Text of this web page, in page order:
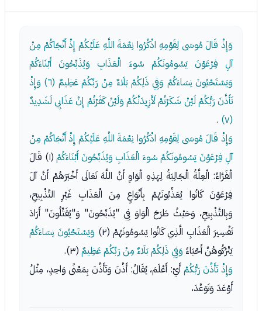
وَإِذْ قَالَ مُوسَى لِقَوْمِهِ اذْكُرُوا نِعْمَةَ اللَّهِ عَلَيْكُمْ إِذْ أَنْجَاكُمْ مِنْ
آلِ فِرْعَوْنَ يَسُومُونَكُمْ سُوءَ الْعَذَابِ وَيُذَبِّحُونَ أَبْنَاءَكُمْ
وَيَسْتَحْيُونَ نِسَاءَكُمْ وَفِي ذَلِكُمْ بَلَاءٌ مِنْ رَبِّكُمْ عَظِيمٌ (٦) وَإِذْ
تَأَذَّنَ رَبُّكُمْ لَئِنْ شَكَرْتُمْ لَأَزِيدَنَّكُمْ وَلَئِنْ كَفَرْتُمْ إِنَّ عَذَابِي لَشَدِيدٌ
(٧)
.
وَإِذْ قَالَ مُوسَى لِقَوْمِهِ اذْكُرُوا نِعْمَةَ اللَّهِ عَلَيْكُمْ إِذْ أَنْجَاكُمْ مِنْ
آلِ فِرْعَوْنَ يَسُومُونَكُمْ سُوءَ الْعَذَابِ وَيُذَبِّحُونَ أَبْنَاءَكُمْ (١) قَالَ
الْفَرَّاءُ: الْعِلَّةُ الْجَالِبَةُ لِهَذِهِ الْوَاوِ أَنَّ اللَّهَ تَعَالَى أَخْبَرَهُمْ أَنَّ آلَ
فِرْعَوْنَ كَانُوا يُعَذِّبُونَهُمْ بِأَنْوَاعٍ مِنَ الْعَذَابِ غَيْرِ التَّذْبِيحِ،
وَبِالتَّذْبِيحِ، وَحَيْثُ طَرَحَ الْوَاوَ فِي "يُذَبِّحُونَ" وَ"يُقَتِّلُونَ" أَرَادَ
تَفْسِيرَ الْعَذَابِ الَّذِي كَانُوا يَسُومُونَهُمْ (٢)
وَيَسْتَحْيُونَ نِسَاءَكُمْ
يَتْرُكُوهُنَّ أَحْيَاءً وَفِي ذَلِكُمْ بَلَاءٌ مِنْ رَبِّكُمْ عَظِيمٌ (٣).
وَإِذْ تَأَذَّنَ رَبُّكُمْ أَيْ: أَعْلَمَ، يُقَالُ: أَذَّنَ وَتَأَذَّنَ بِمَعْنًى وَاحِدٍ، مِثْلُ
أَوْعَدَ وَتَوَعَّدَ،